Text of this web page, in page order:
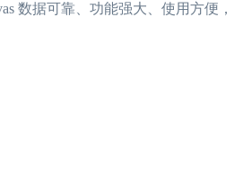
数据可靠、功能强大、使用方便，